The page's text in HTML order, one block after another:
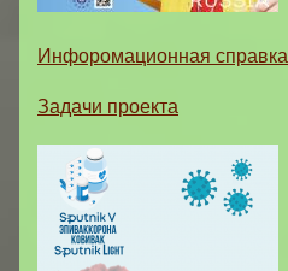
Инфоромационная справка
Задачи проекта